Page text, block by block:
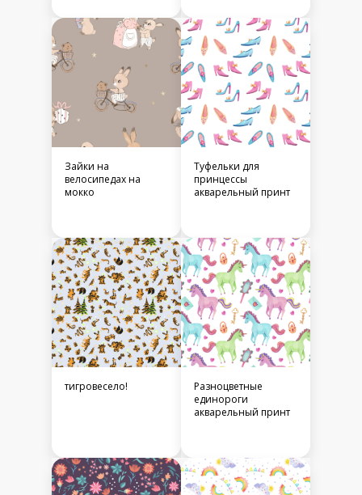
Зайки на
велосипедах на
мокко
Туфельки для
принцессы
акварельный принт
тигровесело!
Разноцветные
единороги
акварельный принт